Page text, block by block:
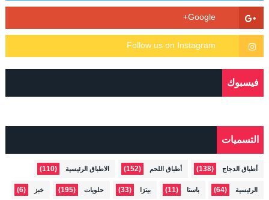
فيسبوك
التسميات
أطباق الدجاج (138) أطباق اللحم (152) الاطباق الرئيسية (110)
الرئيسية (64) باستا (11) بيتزا (33) حلويات (195) خبز (6)